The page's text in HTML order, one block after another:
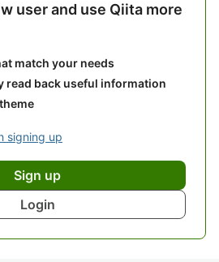
user and use Qiita more
match your needs
read back useful information
signing up
Sign up
Login